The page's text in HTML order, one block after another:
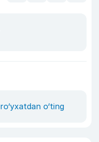
ro‘yxatdan o‘ting